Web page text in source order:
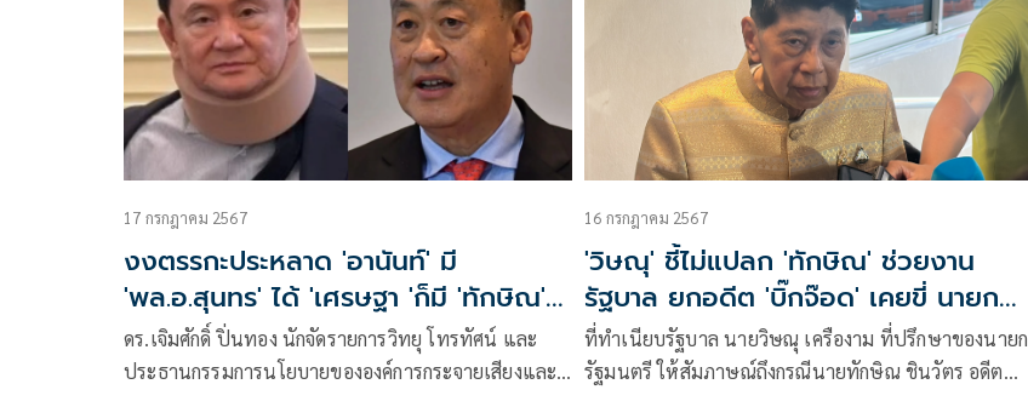
17 กรกฎาคม 2567
งงตรรกะประหลาด 'อานันท์' มี
'พล.อ.สุนทร' ได้ 'เศรษฐา 'ก็มี 'ทักษิณ'
ให้คำปรึกษา
ดร.เจิมศักดิ์ ปิ่นทอง นักจัดรายการวิทยุ โทรทัศน์ และ
ประธานกรรมการนโยบายขององค์การกระจายเสียงและ
16 กรกฎาคม 2567
'วิษณุ' ชี้ไม่แปลก 'ทักษิณ' ช่วยงาน
รัฐบาล ยกอดีต 'บิ๊กจ๊อด' เคยขี่ นายกฯ
อานันท์ มาแล้ว!
ที่ทำเนียบรัฐบาล นายวิษณุ เครืองาม ที่ปรึกษาของนายก
รัฐมนตรี ให้สัมภาษณ์ถึงกรณีนายทักษิณ ชินวัตร อดีต